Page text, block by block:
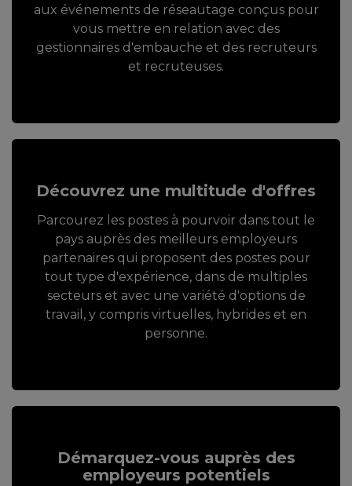
aux événements de réseautage conçus pour
vous mettre en relation avec des
gestionnaires d'embauche et des recruteurs
et recruteuses.
Découvrez une multitude d'offres
Parcourez les postes à pourvoir dans tout le
pays auprès des meilleurs employeurs
partenaires qui proposent des postes pour
tout type d'expérience, dans de multiples
secteurs et avec une variété d'options de
travail, y compris virtuelles, hybrides et en
personne.
Démarquez-vous auprès des
employeurs potentiels